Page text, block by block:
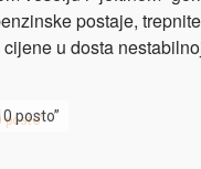
postaje,
u dosta
posto”